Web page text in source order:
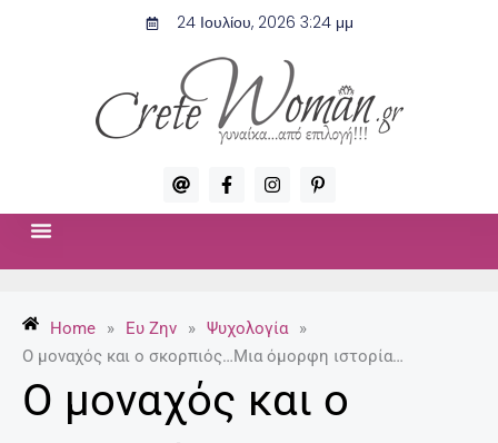
24 Ιουλίου, 2026 3:24 μμ
A
t
F
a
c
f
I
n
s
m
P
i
n
p
Home » Ευ Ζην » Ψυχολογία
»
Ο μοναχός και ο σκορπιός…Μια όμορφη ιστορία…
Ο μοναχός και ο